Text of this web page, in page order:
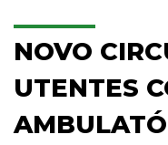
NOVO
UTENTES